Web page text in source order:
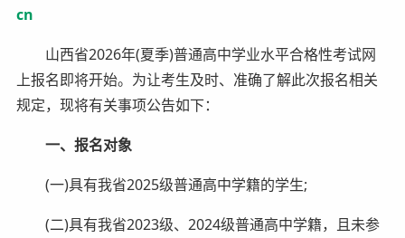
cn
山西省2026年(夏季)普通高中学业水平合格性考试网
上报名即将开始。为让考生及时、准确了解此次报名相关
规定，现将有关事项公告如下：
一、报名对象
(一)具有我省2025级普通高中学籍的学生;
(二)具有我省2023级、2024级普通高中学籍，且未参